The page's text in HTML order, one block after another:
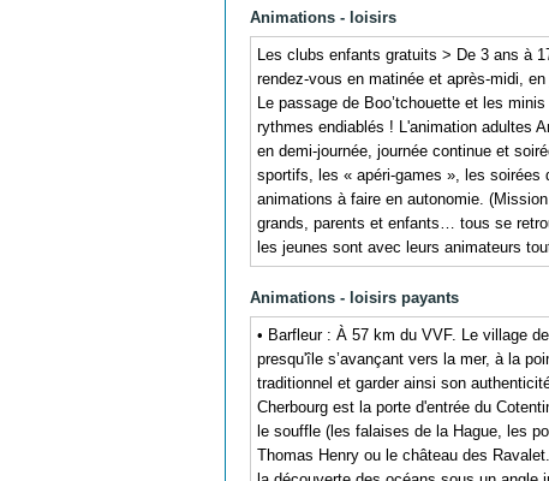
Animations - loisirs
Les clubs enfants gratuits > De 3 ans à
rendez-vous en matinée et après-midi,
Le passage de Boo’tchouette et les
rythmes endiablés ! L'animation adultes
en demi-journée, journée continue et
sportifs, les « apéri-games », les
animations à faire en autonomie.
grands, parents et enfants… tous se
les jeunes sont avec leurs animateurs
Animations - loisirs payants
• Barfleur : À 57 km du VVF. Le village
presqu'île s’avançant vers la mer, à la
traditionnel et garder ainsi son
Cherbourg est la porte d'entrée du
le souffle (les falaises de la Hague, les
Thomas Henry ou le château des